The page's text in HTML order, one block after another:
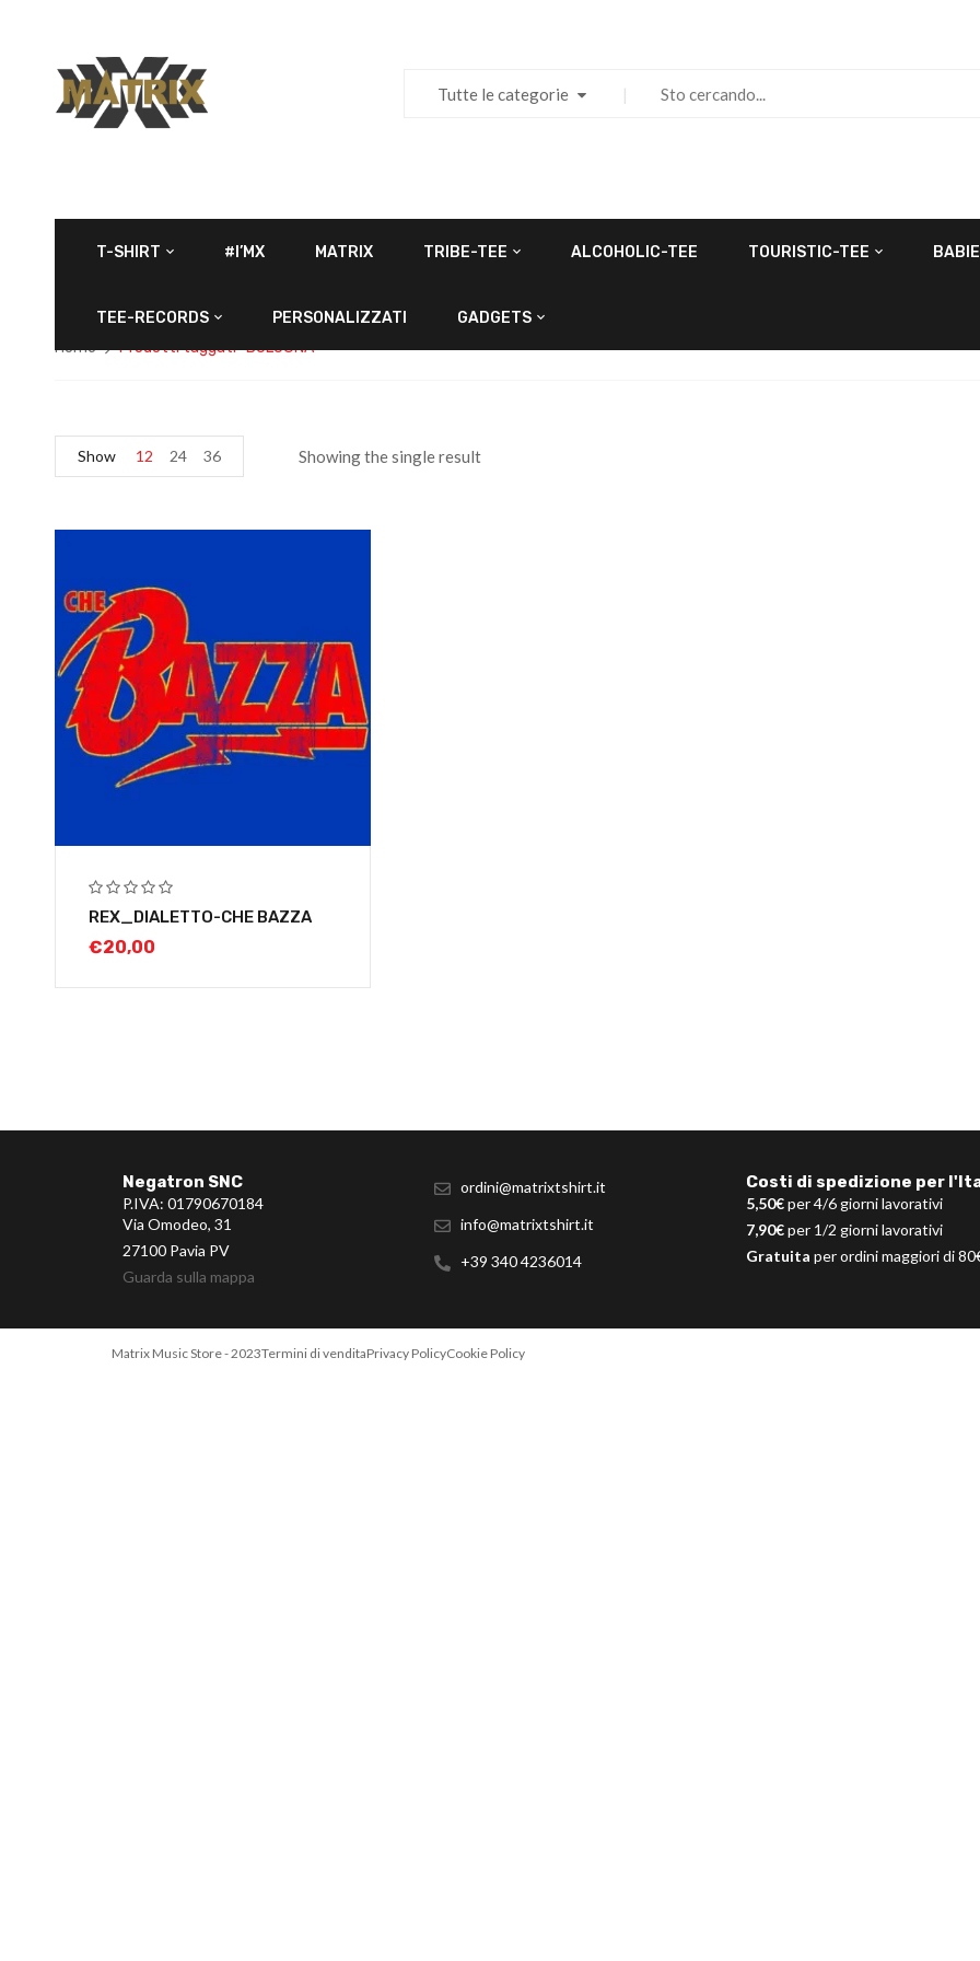
Tutte le categorie
T-SHIRT #I’MX MATRIX TRIBE-TEE ALCOHOLIC-TEE TOURISTIC-TEE
TEE-RECORDS PERSONALIZZATI GADGETS
Home Prodotti taggati “BOLOGNA”
Showing the single result
Show 12 24 36
REX_DIALETTO-CHE BAZZA
€20,00
Negatron SNC
P.IVA: 01790670184
Via Omodeo, 31
27100 Pavia PV
Guarda sulla mappa
ordini@matrixtshirt.it
info@matrixtshirt.it
+39 340 4236014
Costi di spedizione per
5,50€per 4/6 giorni lavorativi
7,90€per 1/2 giorni lavorativi
Gratuita per ordini maggiori di
Matrix Music Store - 2023Termini di venditaPrivacy PolicyCookie Policy